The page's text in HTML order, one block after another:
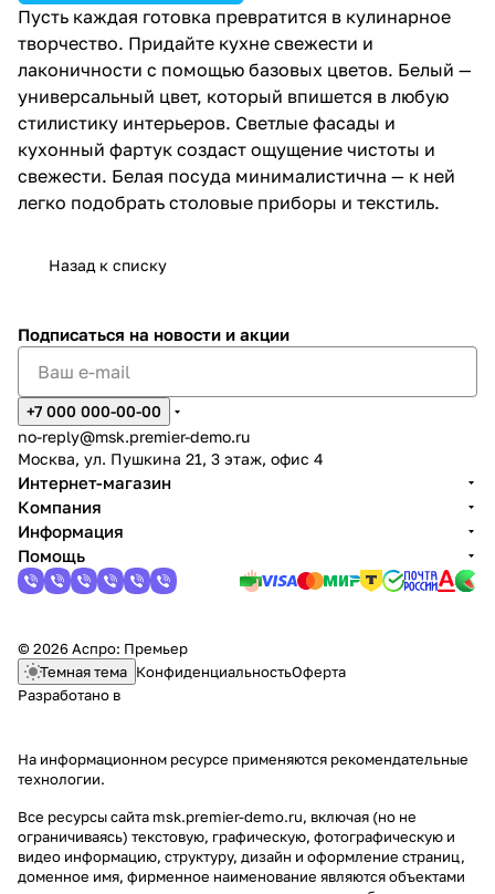
Пусть каждая готовка превратится в кулинарное
творчество. Придайте кухне свежести и
лаконичности с помощью базовых цветов. Белый —
универсальный цвет, который впишется в любую
стилистику интерьеров. Светлые фасады и
кухонный фартук создаст ощущение чистоты и
свежести. Белая посуда минималистична — к ней
легко подобрать столовые приборы и текстиль.
Назад к списку
Подписаться на новости и акции
+7 000 000-00-00
no-reply@msk.premier-demo.ru
Москва, ул. Пушкина 21, 3 этаж, офис 4
Интернет-магазин
Компания
Информация
Помощь
© 2026 Аспро: Премьер
Темная тема КонфиденциальностьОферта
Разработано в
На информационном ресурсе применяются рекомендательные
технологии.
Все ресурсы сайта msk.premier-demo.ru, включая (но не
ограничиваясь) текстовую, графическую, фотографическую и
видео информацию, структуру, дизайн и оформление страниц,
доменное имя, фирменное наименование являются объектами